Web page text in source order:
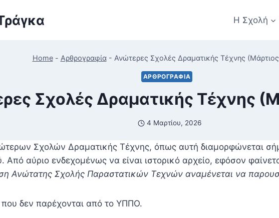
Η Σχολή
Home- Αρθρογραφία- Ανώτερες Σχολές Δραματικής Τέχνης
ΑΡΘΡΟΓΡΑΦΊΑ
Σχολές Δραματικής Τέχνης
4 Μαρτίου, 2026
Σχολών Δραματικής Τέχνης, όπως αυτή διαμορφώνεται
Από αύριο ενδεχομένως να είναι ιστορικό αρχείο, εφόσον
Ανώτατης Σχολής Παραστατικών Τεχνών αναμένεται να
που δεν παρέχονται από το ΥΠΠΟ.